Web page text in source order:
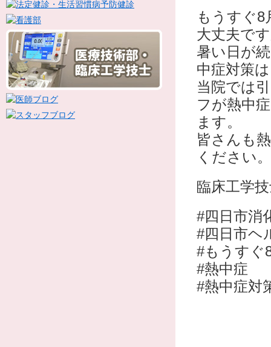
もうすぐ8
大丈夫で
暑い日が
中症対策
当院では
フが熱中
ます。
皆さんも
ください。
臨床工学
#四日市消
#四日市ヘ
#もうすぐ
#熱中症
#熱中症対